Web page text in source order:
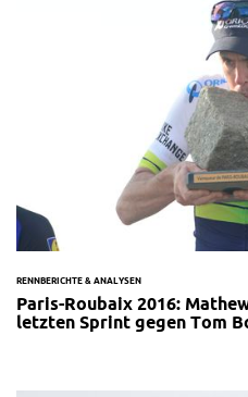
RENNBERICHTE & ANALYSEN
Paris-Roubaix 2016:
letzten Sprint gegen Tom